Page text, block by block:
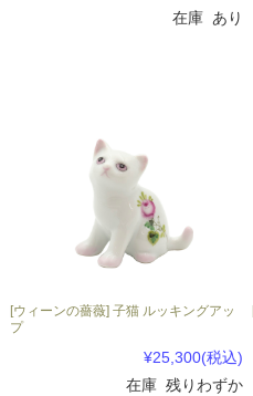
在庫 あり
[ウィーンの薔薇] 子猫 ルッキングアッ
プ
¥25,300(税込)
在庫 残りわずか